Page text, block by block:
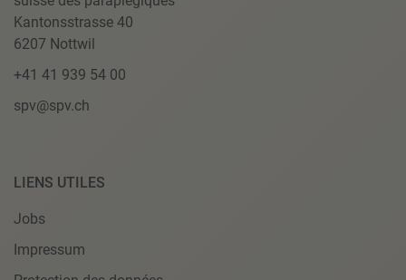
Kantonsstrasse 40
6207 Nottwil
+41 41 939 54 00
spv@spv.ch
LIENS UTILES
Jobs
Impressum